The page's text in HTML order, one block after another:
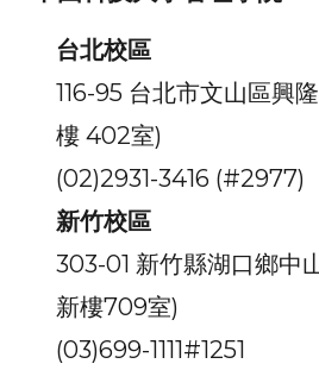
台北校區
116-95 台北市文山區興
樓 402室)
(02)2931-3416 (#2977)
新竹校區
303-01 新竹縣湖口鄉中
新樓709室)
(03)699-1111#1251